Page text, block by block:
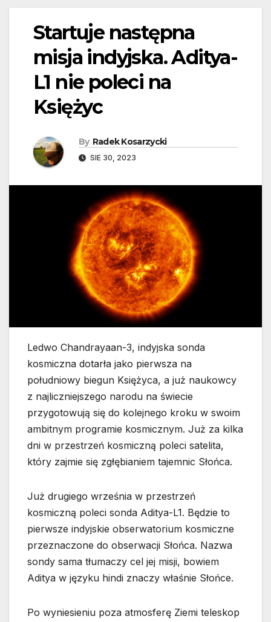
Startuje następna
misja indyjska. Aditya-
L1 nie poleci na
Księżyc
By Radek Kosarzycki
SIE 30, 2023
Ledwo Chandrayaan-3, indyjska sonda
kosmiczna dotarła jako pierwsza na
południowy biegun Księżyca, a już naukowcy
z najliczniejszego narodu na świecie
przygotowują się do kolejnego kroku w swoim
ambitnym programie kosmicznym. Już za kilka
dni w przestrzeń kosmiczną poleci satelita,
który zajmie się zgłębianiem tajemnic Słońca.
Już drugiego września w przestrzeń
kosmiczną poleci sonda Aditya-L1. Będzie to
pierwsze indyjskie obserwatorium kosmiczne
przeznaczone do obserwacji Słońca. Nazwa
sondy sama tłumaczy cel jej misji, bowiem
Aditya w języku hindi znaczy właśnie Słońce.
Po wyniesieniu poza atmosferę Ziemi teleskop